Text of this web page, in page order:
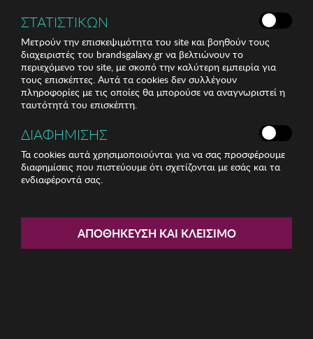
Share:
Μπουκάλι Hermia
ΚΩΔ: 196RWE1317
ΣΤΑΤΙΣΤΙΚΩΝ
Μετρούν την επισκεψιμότητα του site και βοηθούν τους
διαχειριστές του brandsgalaxy.gr να βελτιώνουν το
περιεχόμενο του site, με σκοπό την καλύτερη εμπειρία για
τους επισκέπτες. Αυτά τα cookies δεν συλλέγουν
πληροφορίες με τις οποίες θα μπορούσε να αναγνωριστεί η
ταυτότητά του επισκέπτη.
ΔΙΑΦΗΜΙΣΗΣ
Τα cookies αυτά χρησιμοποιούνται για να σας προσφέρουμε
διαφημίσεις που πιστεύουμε ότι σχετίζονται με εσάς και τα
ενδιαφέροντά σας.
ΑΠΟΘΉΚΕΥΣΗ ΚΑΙ ΚΛΕΊΣΙΜΟ